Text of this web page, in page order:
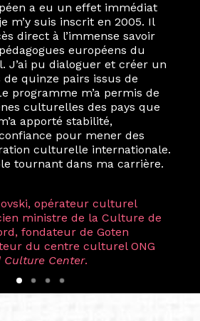
a eu un effet immédiat
m’y suis inscrit en 2005. Il
direct à l’immense savoir
européens du
J’ai pu dialoguer et créer un
de quinze pairs issus de
programme m’a permis de
culturelles des pays que
apporté stabilité,
pour mener des
culturelle internationale.
tournant dans ma carrière.
opérateur culturel
ministre de la Culture de
fondateur de Goten
du centre culturel ONG
Culture Center.